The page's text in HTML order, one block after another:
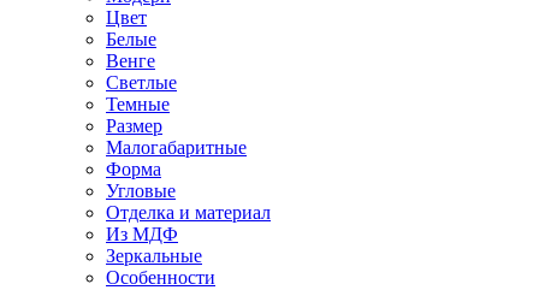
Цвет
Белые
Венге
Светлые
Темные
Размер
Малогабаритные
Форма
Угловые
Отделка и материал
Из МДФ
Зеркальные
Особенности